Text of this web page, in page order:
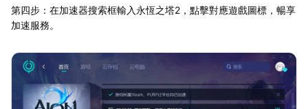
第四步：在加速器搜索框輸入永恆之塔2，點擊對應遊戲圖標，暢享
加速服務。